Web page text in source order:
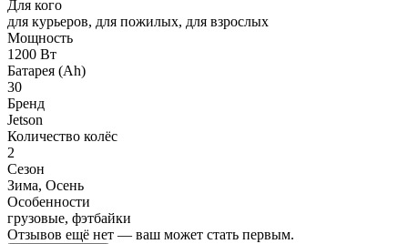
Для кого
для курьеров, для пожилых, для взрослых
Мощность
1200 Вт
Батарея (Ah)
30
Бренд
Jetson
Количество колёс
2
Сезон
Зима, Осень
Особенности
грузовые, фэтбайки
Отзывов ещё нет — ваш может стать первым.